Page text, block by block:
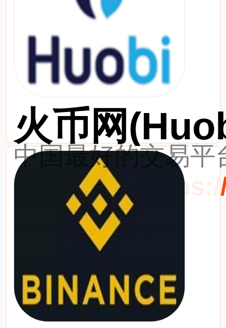
火币网
中国最好的交易平
最新网址：